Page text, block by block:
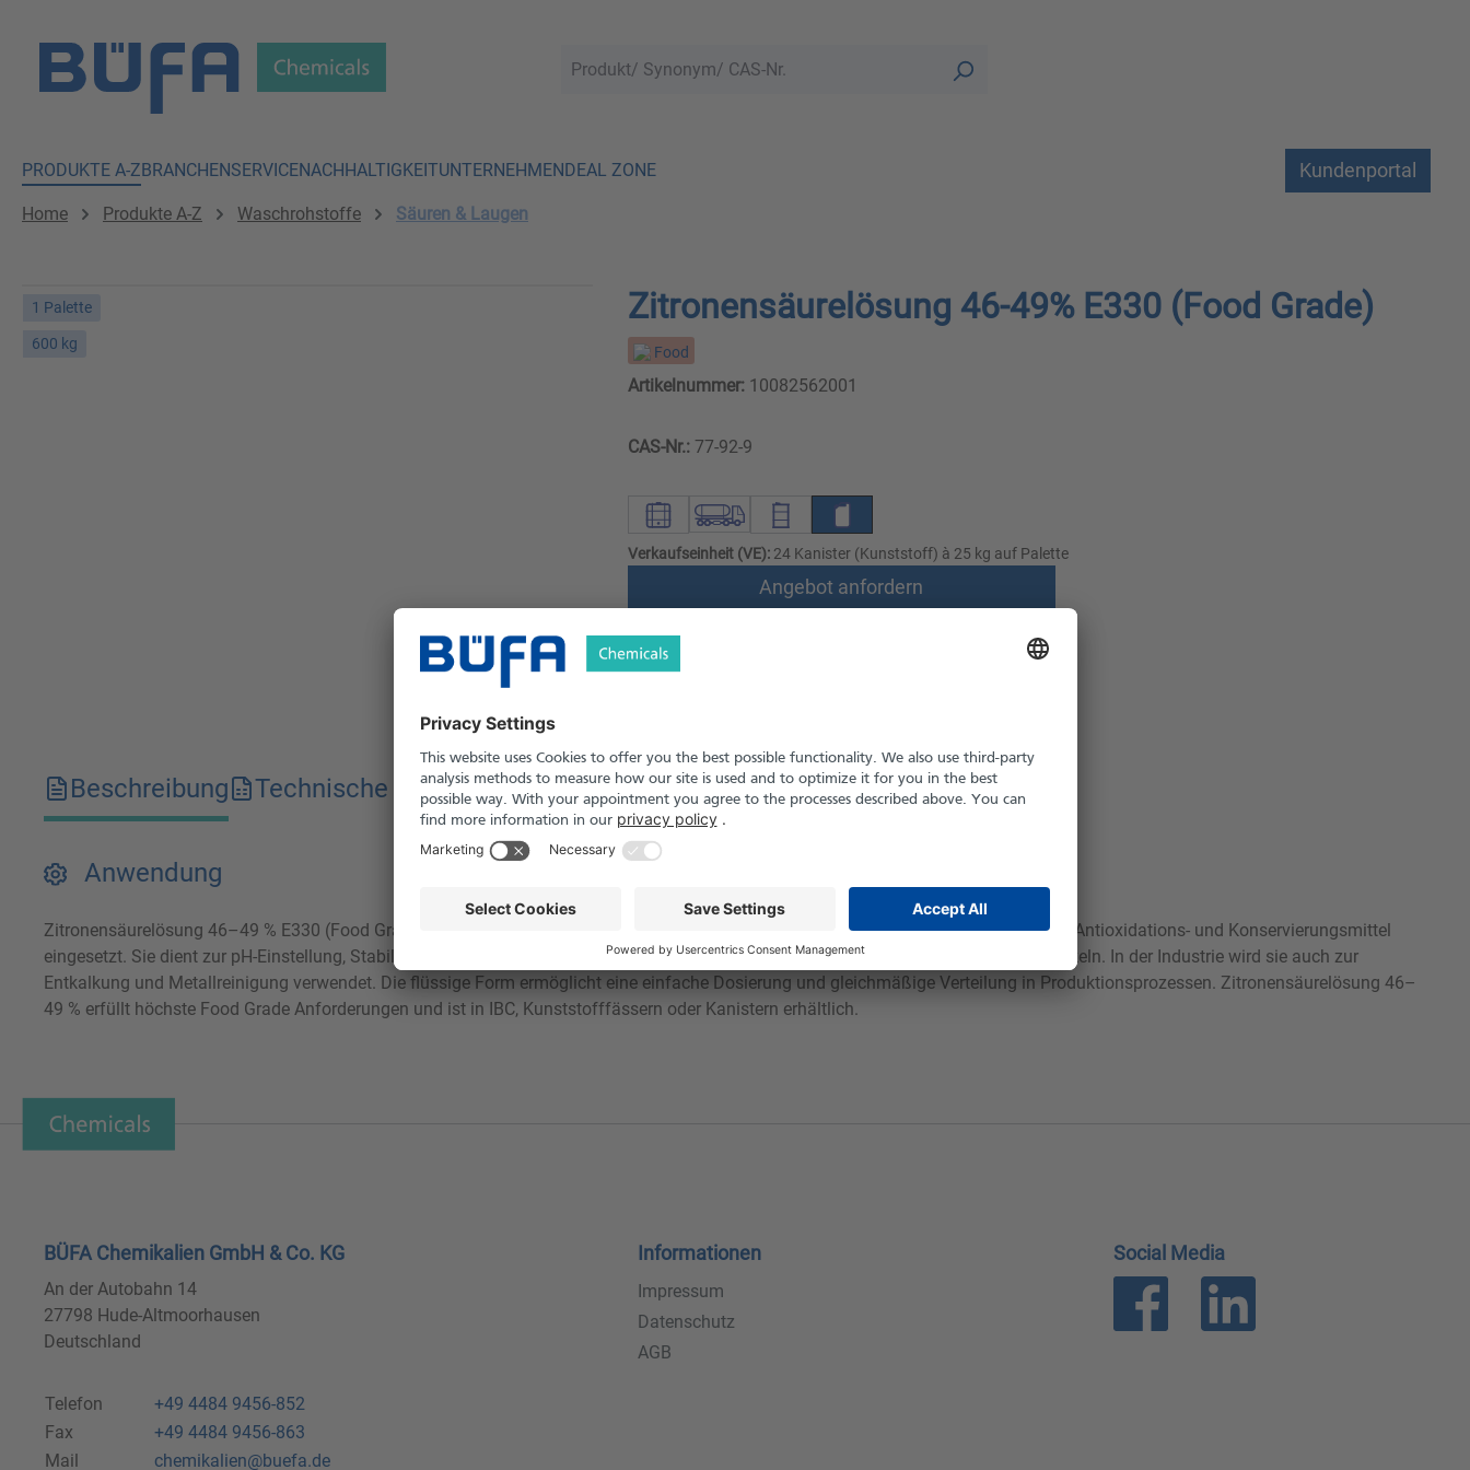
PRODUKTE A-ZBRANCHENSERVICENACHHALTIGKEITUNTERNEHMENDEAL ZONE Kundenportal
Home Produkte A-Z Waschrohstoffe Säuren & Laugen
1 Palette
600 kg
Zitronensäurelösung 46-49% E330 (Food Grade)
Food
Artikelnummer:10082562001
CAS-Nr.:77-92-9
Verkaufseinheit (VE):24 Kanister (Kunststoff) à 25 kg auf Palette
Angebot anfordern
Versand nach Österreich und die Schweiz möglich
Beschreibung Technische Merkmale Downloads Sicherheitshinweise
Anwendung
Zitronensäurelösung 46–49 % E330 (Food Grade) ist eine klare, farblose, flüssige Form der Zitronensäure und wird als Säureregulator, Antioxidations- und Konservierungsmittel
eingesetzt. Sie dient zur pH-Einstellung, Stabilisierung und Haltbarmachung in Getränken, Milchprodukten, Süßwaren und Feinkostartikeln. In der Industrie wird sie auch zur
Entkalkung und Metallreinigung verwendet. Die flüssige Form ermöglicht eine einfache Dosierung und gleichmäßige Verteilung in Produktionsprozessen. Zitronensäurelösung 46–
49 % erfüllt höchste Food Grade Anforderungen und ist in IBC, Kunststofffässern oder Kanistern erhältlich.
BÜFA Chemikalien GmbH & Co. KG
An der Autobahn 14
27798 Hude-Altmoorhausen
Deutschland
Telefon
+49 4484 9456-852
Fax
+49 4484 9456-863
Mail
chemikalien@buefa.de
Informationen
Impressum
Datenschutz
AGB
Social Media